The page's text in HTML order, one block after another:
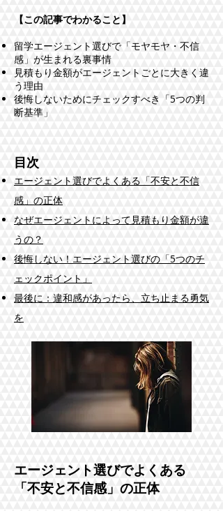
【この記事でわかること】
留学エージェント選びで「モヤモヤ・不信
感」が生まれる裏事情
見積もり金額がエージェントごとに大きく違
う理由
後悔しないためにチェックすべき「5つの判
断基準」
目次
エージェント選びでよくある「不安と不信
感」の正体
なぜエージェントによって見積もり金額が違
うの？
後悔しない！エージェント選びの「5つのチ
ェックポイント」
最後に：違和感があったら、立ち止まる勇気
を
​エージェント選びでよくある
「不安と不信感」の正体